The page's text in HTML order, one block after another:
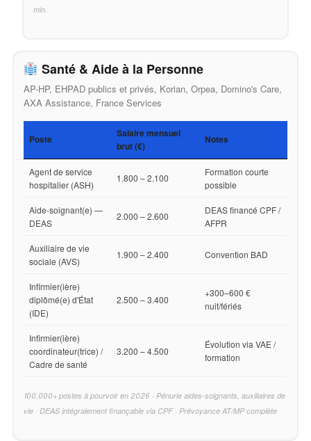
min.
Santé & Aide à la Personne
AP-HP, EHPAD publics et privés, Korian, Orpea, Domino's Care,
AXA Assistance, France Services
Poste
Salaire mensuel
brut (€)
Notes
Agent de service
hospitalier (ASH)
1.800 – 2.100
Formation courte
possible
Aide-soignant(e) —
DEAS
2.000 – 2.600
DEAS financé CPF /
AFPR
Auxiliaire de vie
sociale (AVS)
1.900 – 2.400 Convention BAD
Infirmier(ière)
diplômé(e) d'État
(IDE)
2.500 – 3.400
+300–600 €
nuit/fériés
Infirmier(ière)
coordinateur(trice) /
Cadre de santé
3.200 – 4.500
Évolution via VAE /
formation
100.000+ postes à pourvoir en 2026 · Pénurie aides-soignants, auxiliaires de
vie · DEAS intégralement finançable via CPF · Prévoyance AT/MP complète